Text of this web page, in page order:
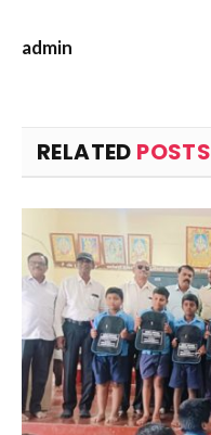
admin
RELATED POSTS